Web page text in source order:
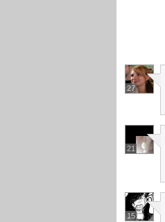
27
21
15